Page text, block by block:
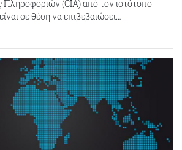
Πληροφοριών (CIA) από τον ιστότοπο
σε θέση να επιβεβαιώσει…